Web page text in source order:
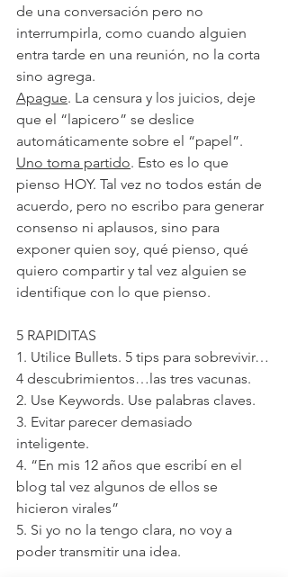
de una conversación pero no
interrumpirla, como cuando alguien
entra tarde en una reunión, no la corta
sino agrega.
Apague. La censura y los juicios, deje
que el “lapicero” se deslice
automáticamente sobre el “papel”.
Uno toma partido. Esto es lo que
pienso HOY. Tal vez no todos están de
acuerdo, pero no escribo para generar
consenso ni aplausos, sino para
exponer quien soy, qué pienso, qué
quiero compartir y tal vez alguien se
identifique con lo que pienso.
5 RAPIDITAS
1. Utilice Bullets. 5 tips para sobrevivir…
4 descubrimientos…las tres vacunas.
2. Use Keywords. Use palabras claves.
3. Evitar parecer demasiado
inteligente.
4. “En mis 12 años que escribí en el
blog tal vez algunos de ellos se
hicieron virales”
5. Si yo no la tengo clara, no voy a
poder transmitir una idea.